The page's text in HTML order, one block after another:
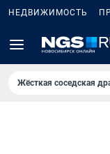
НЕДВИЖИМОСТЬ
Жёсткая соседская